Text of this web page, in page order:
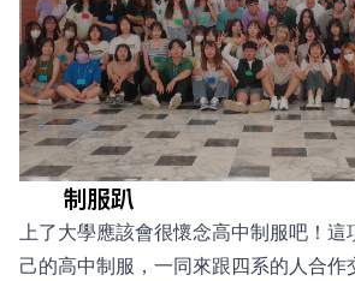
制服趴
上了大學應該會很懷念高中制服吧！這
己的高中制服，一同來跟四系的人合作